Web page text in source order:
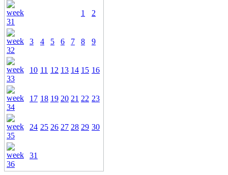
1 2
3 4 5 6 7 8 9
10 11 12 13 14 15 16
17 18 19 20 21 22 23
24 25 26 27 28 29 30
31